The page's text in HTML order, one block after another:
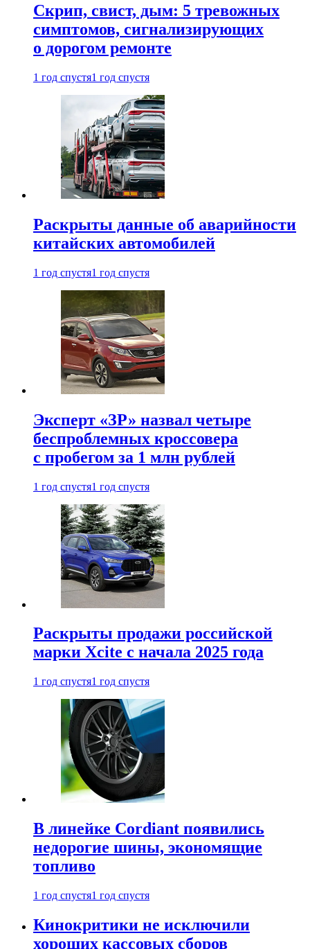
Скрип, свист, дым: 5 тревожных
симптомов, сигнализирующих
о дорогом ремонте
1 год спустя1 год спустя
Раскрыты данные об аварийности
китайских автомобилей
1 год спустя1 год спустя
Эксперт «ЗР» назвал четыре
беспроблемных кроссовера
с пробегом за 1 млн рублей
1 год спустя1 год спустя
Раскрыты продажи российской
марки Xcite с начала 2025 года
1 год спустя1 год спустя
В линейке Cordiant появились
недорогие шины, экономящие
топливо
1 год спустя1 год спустя
Кинокритики не исключили
хороших кассовых сборов